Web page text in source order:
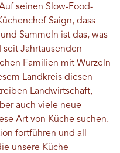
seinen Slow-Food-
Saign, dass
Sammeln ist das, was
Jahrtausenden
Familien mit Wurzeln
Landkreis diesen
Landwirtschaft,
auch viele neue
Art von Küche suchen.
fortführen und all
unsere Küche